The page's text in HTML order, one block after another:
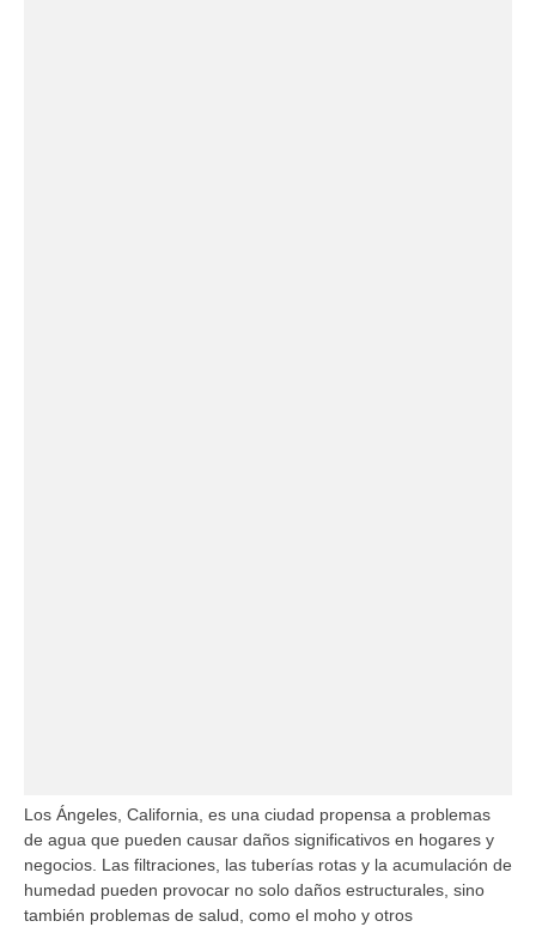
Los Ángeles, California, es una ciudad propensa a problemas
de agua que pueden causar daños significativos en hogares y
negocios. Las filtraciones, las tuberías rotas y la acumulación de
humedad pueden provocar no solo daños estructurales, sino
también problemas de salud, como el moho y otros